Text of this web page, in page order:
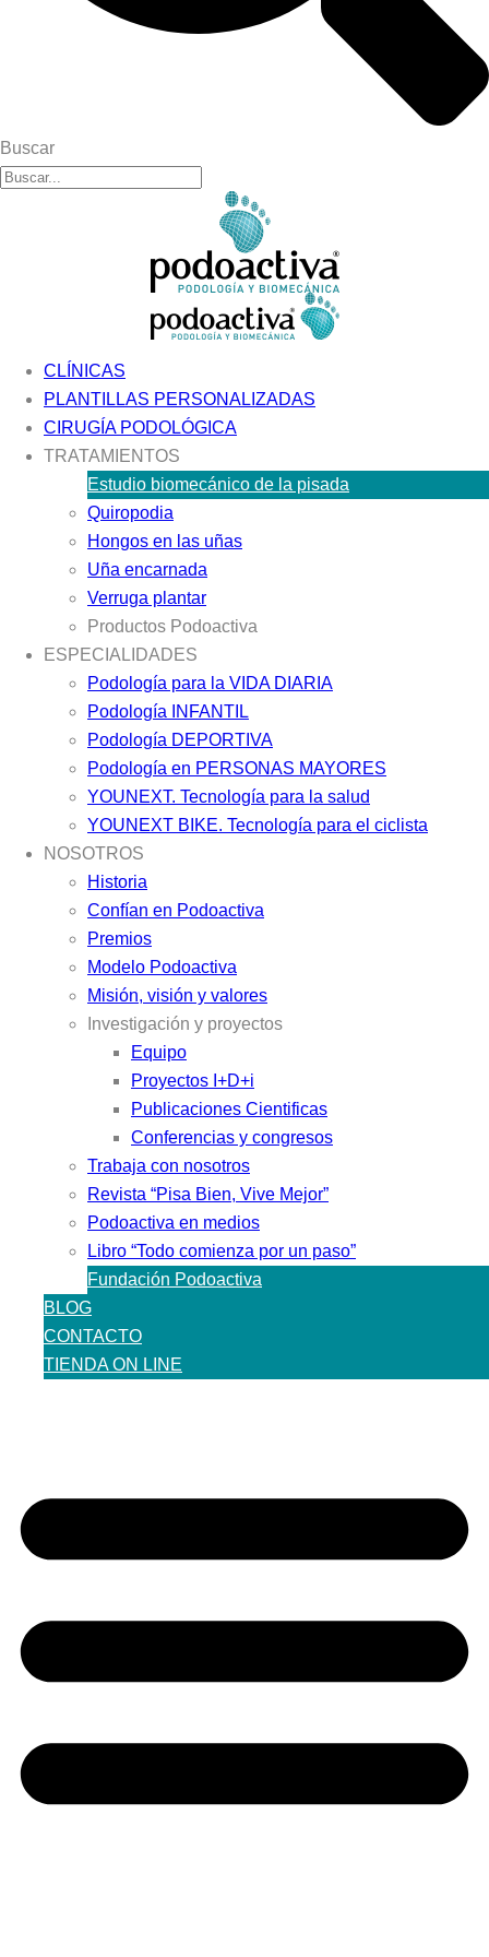
Buscar
CLÍNICAS
PLANTILLAS PERSONALIZADAS
CIRUGÍA PODOLÓGICA
TRATAMIENTOS
Estudio biomecánico de la pisada
Quiropodia
Hongos en las uñas
Uña encarnada
Verruga plantar
Productos Podoactiva
ESPECIALIDADES
Podología para la VIDA DIARIA
Podología INFANTIL
Podología DEPORTIVA
Podología en PERSONAS MAYORES
YOUNEXT. Tecnología para la salud
YOUNEXT BIKE. Tecnología para el ciclista
NOSOTROS
Historia
Confían en Podoactiva
Premios
Modelo Podoactiva
Misión, visión y valores
Investigación y proyectos
Equipo
Proyectos I+D+i
Publicaciones Cientificas
Conferencias y congresos
Trabaja con nosotros
Revista “Pisa Bien, Vive Mejor”
Podoactiva en medios
Libro “Todo comienza por un paso”
Fundación Podoactiva
BLOG
CONTACTO
TIENDA ON LINE